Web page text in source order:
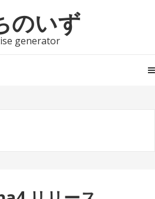
のいず
generator